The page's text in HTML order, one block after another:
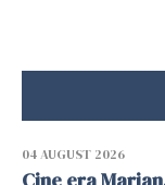
04 AUGUST 2026
Cine era